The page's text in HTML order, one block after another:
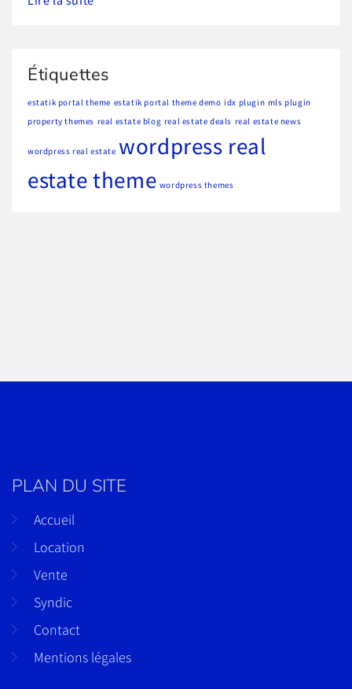
Étiquettes
estatik portal theme estatik portal theme demo idx plugin mls plugin
property themes real estate blog real estate deals real estate news
wordpress real estate wordpress real
estate theme wordpress themes
PLAN DU SITE
Accueil
Location
Vente
Syndic
Contact
Mentions légales